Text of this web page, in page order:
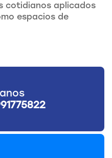
cotidianos aplicados
espacios de